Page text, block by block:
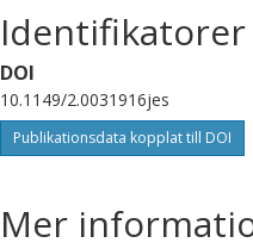
Identifikatorer
DOI
10.1149/2.0031916jes
Publikationsdata kopplat till DOI
Mer